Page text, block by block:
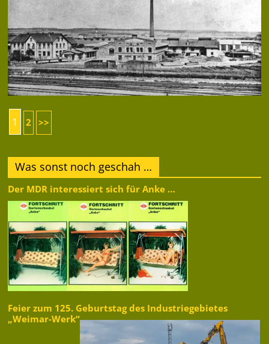
1 2 >>
Was sonst noch geschah …
Der MDR interessiert sich für Anke …
Feier zum 125. Geburtstag des Industriegebietes
„Weimar-Werk“